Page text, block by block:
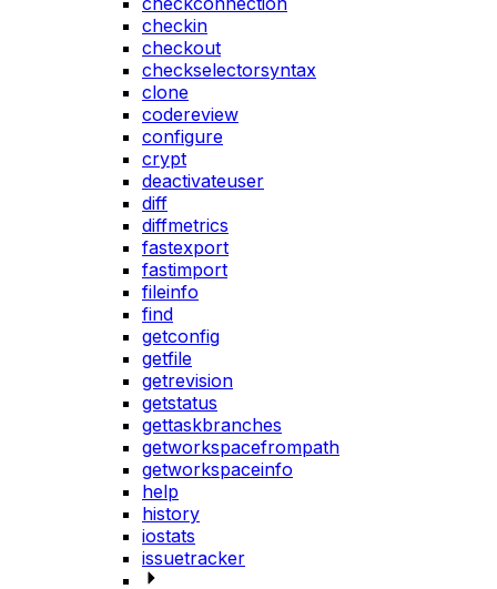
checkin
checkout
checkselectorsyntax
clone
codereview
configure
crypt
deactivateuser
diff
diffmetrics
fastexport
fastimport
fileinfo
find
getconfig
getfile
getrevision
getstatus
gettaskbranches
getworkspacefrompath
getworkspaceinfo
help
history
iostats
issuetracker